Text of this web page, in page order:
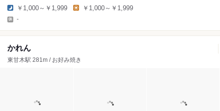
￥1,000～￥1,999 ￥1,000～￥1,999
-
かれん
東甘木駅 281m / お好み焼き